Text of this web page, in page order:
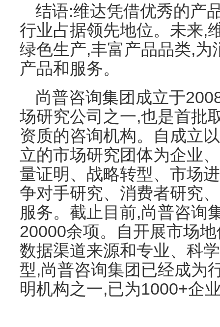
结语:维达凭借优秀的产
行业占据领先地位。未来,
绿色生产,丰富产品品类,
产品和服务。
尚普咨询集团成立于
场研究公司之一,也是首批
资质的咨询机构。自成立
立的市场研究团体为企业
量证明、战略转型、市场
争对手研究、消费者研究
服务。截止目前,尚普咨询
20000余项。自开展市场
数据渠道来源和专业、科
型,尚普咨询集团已经成为
明机构之一,已为1000+企